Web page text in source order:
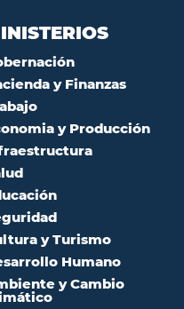
y Finanzas
y Producción
y Turismo
Humano
y Cambio